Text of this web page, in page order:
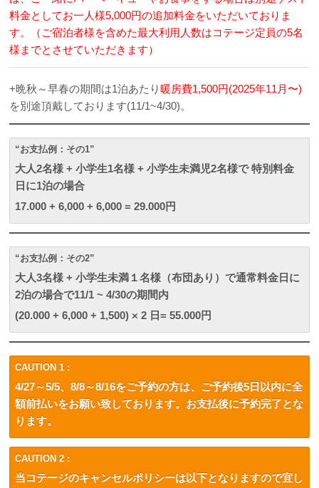
料金としてお一人様5,000円の追加料金をいただいておりま
す。（ご宿泊者様を含めた最大利用人数はコテージ定員の5名
様までとさせていただきます）
+晩秋～早春の期間は1泊あたり暖房費1,500円(2025年11月〜)
を別途頂戴しております(11/1~4/30)。
“お支払例：その1”
大人2名様 + 小学生1名様 + 小学生未満児2名様で 特別料金
日に1泊の場合
17.000 + 6,000 + 6,000 = 29.000円
“お支払例：その2”
大人3名様 + 小学生未満１名様（布団あり）で通常料金日に
2泊の場合で11/1 ~ 4/30の期間内
(20.000 + 6,000 + 1,500) × 2 日= 55.000円
CAUTION 1 :
4/27～5/5、8/8～8/16をご予約の方は、ご予約後5日以内に全
額前払いをお願い致しております。お支払後に予約完了とな
ります。
CAUTION 2 :
当コテージのキャンセルポリシーは以下となりますので宜し